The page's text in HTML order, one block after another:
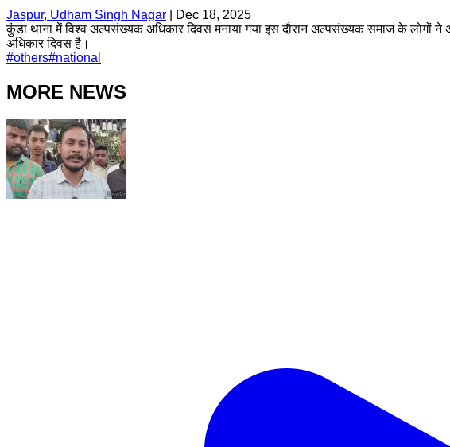
Jaspur, Udham Singh Nagar
Dec 18, 2025
कुंडा थाना में विश्व अल्पसंख्यक अधिकार दिवस मनाया गया इस दौरान अल्पसंख्यक समाज के
अधिकार दिवस है।
#others#national
MORE NEWS